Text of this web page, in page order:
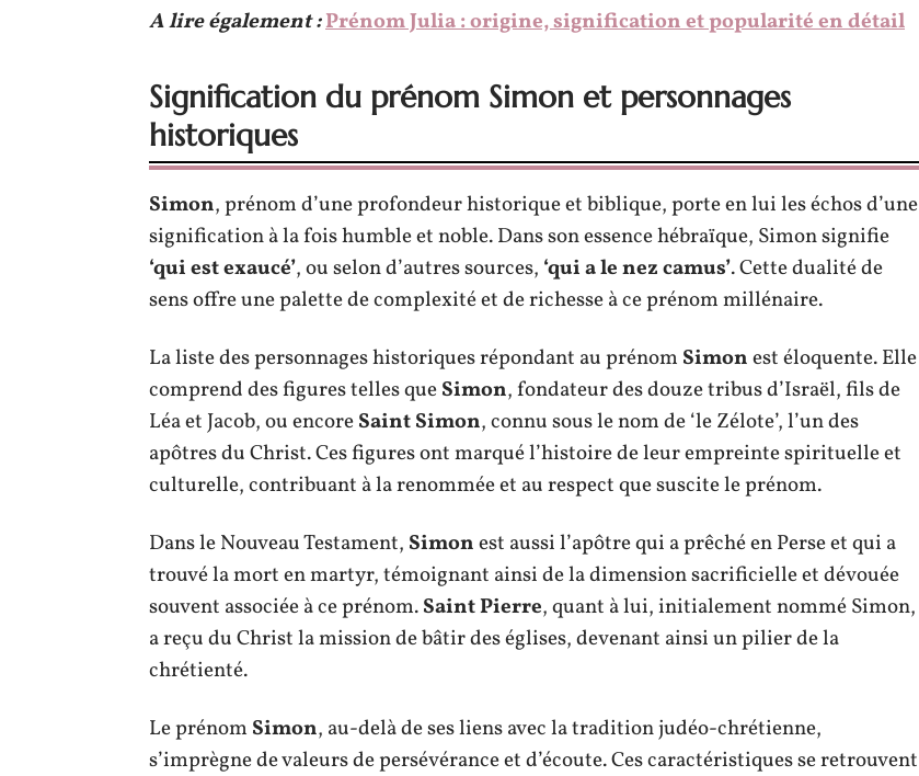
A lire également :Prénom Julia : origine, signification et popularité en détail
Signification du prénom Simon et personnages
historiques
Simon, prénom d’une profondeur historique et biblique, porte en lui les échos d’une
signification à la fois humble et noble. Dans son essence hébraïque, Simon signifie
‘qui est exaucé’, ou selon d’autres sources, ‘qui a le nez camus’. Cette dualité de
sens offre une palette de complexité et de richesse à ce prénom millénaire.
La liste des personnages historiques répondant au prénom Simonest éloquente. Elle
comprend des figures telles queSimon, fondateur des douze tribus d’Israël, fils de
Léa et Jacob, ou encoreSaint Simon, connu sous le nom de ‘le Zélote’, l’un des
apôtres du Christ. Ces figures ont marqué l’histoire de leur empreinte spirituelle et
culturelle, contribuant à la renommée et au respect que suscite le prénom.
Dans le Nouveau Testament, Simonest aussi l’apôtre qui a prêché en Perse et qui a
trouvé la mort en martyr, témoignant ainsi de la dimension sacrificielle et dévouée
souvent associée à ce prénom.Saint Pierre, quant à lui, initialement nommé Simon,
a reçu du Christ la mission de bâtir des églises, devenant ainsi un pilier de la
chrétienté.
Le prénom Simon, au-delà de ses liens avec la tradition judéo-chrétienne,
s’imprègne de valeurs de persévérance et d’écoute. Ces caractéristiques se retrouvent